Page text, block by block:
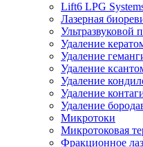
Lift6 LPG
Лазерная
Ультразвуковой
Удаление
Удаление
Удаление
Удаление
Удаление
Удаление
Микротоки
Микротоковая
Фракционное